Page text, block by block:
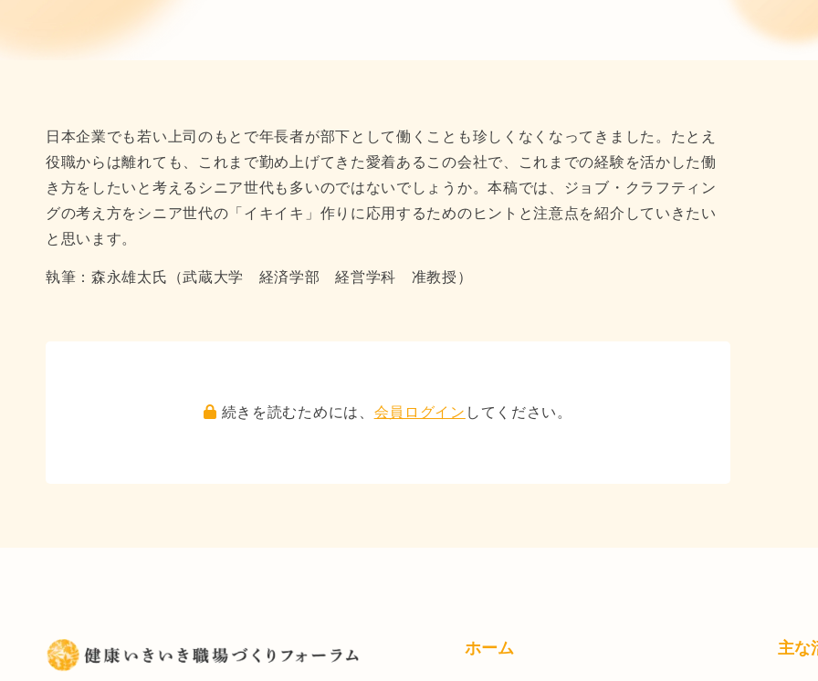
日本企業でも若い上司のもとで年長者が部下として働くことも珍しくなくなってきました。たとえ
役職からは離れても、これまで勤め上げてきた愛着あるこの会社で、これまでの経験を活かした働
き方をしたいと考えるシニア世代も多いのではないでしょうか。本稿では、ジョブ・クラフティン
グの考え方をシニア世代の「イキイキ」作りに応用するためのヒントと注意点を紹介していきたい
と思います。
執筆：森永雄太氏（武蔵大学 経済学部 経営学科 准教授）
続きを読むためには、 会員ログイン してください。
ホーム 主な